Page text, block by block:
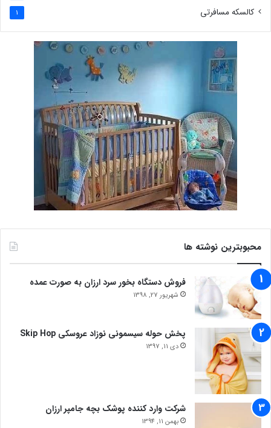
کالسکه مسافرتی 1
محبوبترین نوشته ها
فروش دستگاه بخور سرد ارزان به صورت عمده
شهریور 27, 1398
پخش حوله سیسمونی نوزاد عروسکی Skip Hop
دی 11, 1397
شرکت وارد کننده پوشک بچه جامپر ارزان
بهمن 11, 1394